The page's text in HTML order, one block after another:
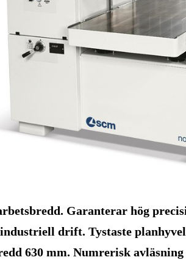
Garanterar hög
drift. Tystaste
630 mm. Numrerisk